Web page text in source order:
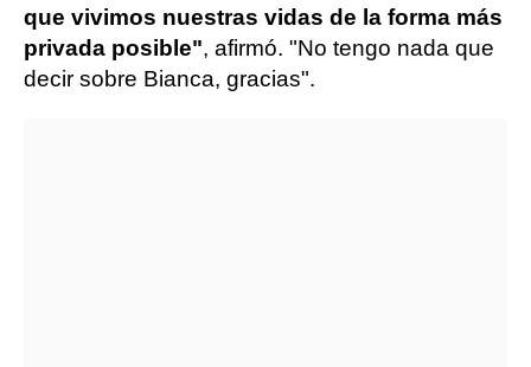
que vivimos nuestras vidas de la forma más
privada posible", afirmó. "No tengo nada que
decir sobre Bianca, gracias".